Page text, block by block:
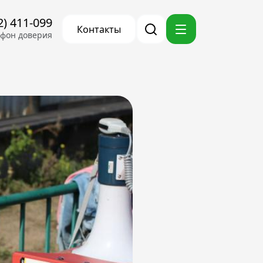
411-099
доверия Контакты